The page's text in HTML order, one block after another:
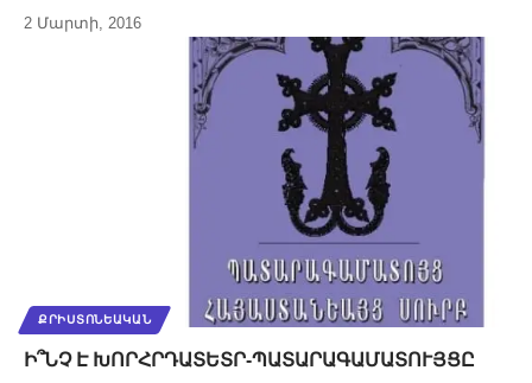
2 Մարտի, 2016
ՔՐԻՍՏՈՆԵԱԿԱՆ
Ի՞ՆՉ Է ԽՈՐՀՐԴԱՏԵՏՐ-ՊԱՏԱՐԱԳԱՄԱՏՈՒՅՑԸ